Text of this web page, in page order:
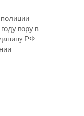
вору в
РФ